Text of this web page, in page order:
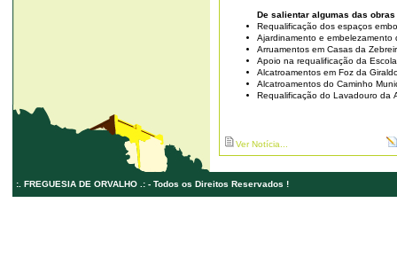
De salientar algumas das
Requalificação dos espaços
Ajardinamento e
Arruamentos em Casas da
Apoio na requalificação da
Alcatroamentos em Foz da
Alcatroamentos do Caminho
Requalificação do Lavadouro da
Ver Notícia...
:. FREGUESIA DE ORVALHO .: - Todos os Direitos Reservados !